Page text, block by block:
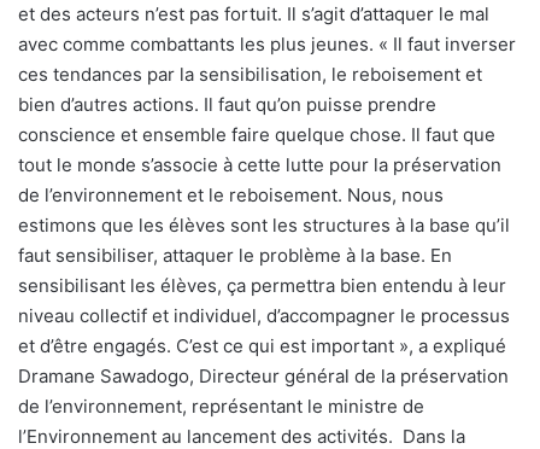
et des acteurs n’est pas fortuit. Il s’agit d’attaquer le mal
avec comme combattants les plus jeunes. « Il faut inverser
ces tendances par la sensibilisation, le reboisement et
bien d’autres actions. Il faut qu’on puisse prendre
conscience et ensemble faire quelque chose. Il faut que
tout le monde s’associe à cette lutte pour la préservation
de l’environnement et le reboisement. Nous, nous
estimons que les élèves sont les structures à la base qu’il
faut sensibiliser, attaquer le problème à la base. En
sensibilisant les élèves, ça permettra bien entendu à leur
niveau collectif et individuel, d’accompagner le processus
et d’être engagés. C’est ce qui est important », a expliqué
Dramane Sawadogo, Directeur général de la préservation
de l’environnement, représentant le ministre de
l’Environnement au lancement des activités. Dans la